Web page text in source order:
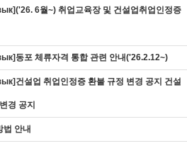
6월~) 취업교육장 및 건설업취업인정증
동포 체류자격 통합 관련 안내('26.2.12~)
건설업 취업인정증 환불 규정 변경 공지 건설
경 공지
법 안내